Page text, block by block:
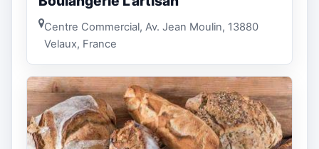
Centre Commercial, Av. Jean Moulin, 13880
Velaux, France